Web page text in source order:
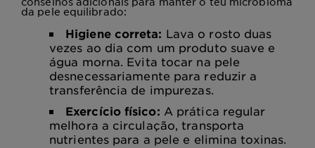
da pele equilibrado:
Higiene correta: Lava o rosto duas
vezes ao dia com um produto suave e
água morna. Evita tocar na pele
desnecessariamente para reduzir a
transferência de impurezas.
Exercício físico: A prática regular
melhora a circulação, transporta
nutrientes para a pele e elimina toxinas.